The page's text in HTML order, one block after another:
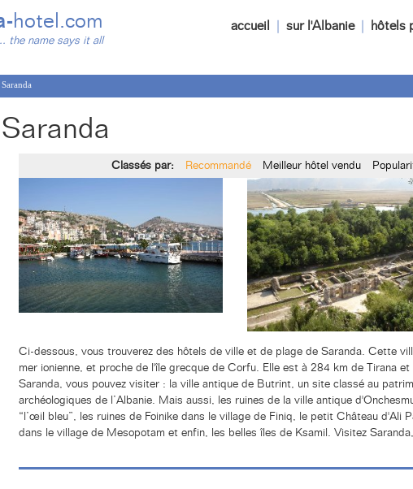
hotel.com
the name says it all
accueil sur l'Albanie hôtels
Classés par: Recommandé Meilleur hôtel vendu
Ci-dessous, vous trouverez des hôtels de ville et de plage de Saranda. Cette
mer ionienne, et proche de l'île grecque de Corfu. Elle est à 284 km de Tirana
Saranda, vous pouvez visiter : la ville antique de Butrint, un site classé au
archéologiques de l’Albanie. Mais aussi, les ruines de la ville antique
“l’œil bleu”, les ruines de Foinike dans le village de Finiq, le petit Château d'Ali
dans le village de Mesopotam et enfin, les belles îles de Ksamil. Visitez